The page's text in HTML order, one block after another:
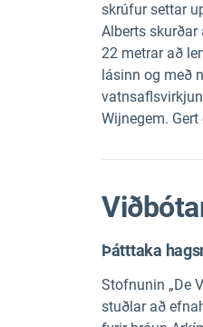
skrúfur settar
Alberts
22 metrar að
lásinn og með
Wijnegem.
Þátttaka
Stofnunin „De
stuðlar að